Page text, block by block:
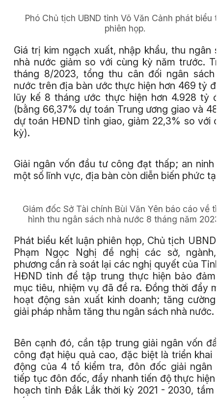
Phó Chủ tịch UBND tỉnh Võ Văn Cảnh phát biểu
phiên họp.
Giá trị kim ngạch xuất, nhập khẩu, thu ngân
nhà nước giảm so với cùng kỳ năm trước.
tháng 8/2023, tổng thu cân đối ngân sách
nước trên địa bàn ước thực hiện hơn 469 tỷ
lũy kế 8 tháng ước thực hiện hơn 4.928 tỷ
(bằng 66,37% dự toán Trung ương giao và
dự toán HĐND tỉnh giao, giảm 22,3% so với
kỳ).
Giải ngân vốn đầu tư công đạt thấp; an ninh
một số lĩnh vực, địa bàn còn diễn biến phức
Giám đốc Sở Tài chính Bùi Văn Yên báo cáo về
hình thu ngân sách nhà nước 8 tháng năm
Phát biểu kết luận phiên họp, Chủ tịch UBND
Phạm Ngọc Nghị đề nghị các sở, ngành,
phương cần rà soát lại các nghị quyết của
HĐND tỉnh để tập trung thực hiện bảo đảm
mục tiêu, nhiệm vụ đã đề ra. Đồng thời đẩy
hoạt động sản xuất kinh doanh; tăng cường
giải pháp nhằm tăng thu ngân sách nhà nước.
Bên cạnh đó, cần tập trung giải ngân vốn
công đạt hiệu quả cao, đặc biệt là triển khai
động của 4 tổ kiểm tra, đôn đốc giải ngân
tiếp tục đôn đốc, đẩy nhanh tiến độ thực hiện
hoạch tỉnh Đắk Lắk thời kỳ 2021 - 2030, tầm